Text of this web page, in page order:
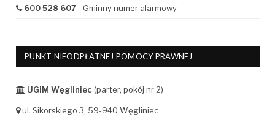
600 528 607- Gminny numer alarmowy
PUNKT NIEODPŁATNEJ POMOCY PRAWNEJ
UGiM Węgliniec (parter, pokój nr 2)
ul. Sikorskiego 3, 59-940 Węgliniec